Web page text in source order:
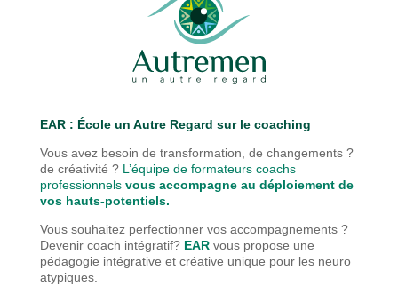
EAR : École un Autre Regard sur le coaching
Vous avez besoin de transformation, de changements ?
de créativité ? L’équipe de formateurs coachs
professionnels vous accompagne au déploiement de
vos hauts-potentiels.
Vous souhaitez perfectionner vos accompagnements ?
Devenir coach intégratif? EAR vous propose une
pédagogie intégrative et créative unique pour les neuro
atypiques.